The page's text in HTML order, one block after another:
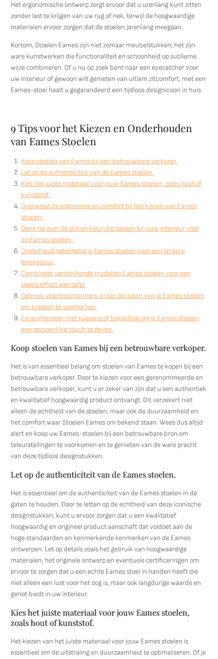
Het ergonomische ontwerp zorgt ervoor dat u urenlang kunt zitten
zonder last te krijgen van uw rug of nek, terwijl de hoogwaardige
materialen ervoor zorgen dat de stoelen jarenlang meegaan.
Kortom, Stoelen Eames zijn niet zomaar meubelstukken; het zijn
ware kunstwerken die functionaliteit en schoonheid op sublieme
wijze combineren. Of u nu op zoek bent naar een eyecatcher voor
uw interieur of gewoon wilt genieten van ultiem zitcomfort, met een
Eames-stoel haalt u gegarandeerd een tijdloos designicoon in huis.
9 Tips voor het Kiezen en Onderhouden
van Eames Stoelen
Koop stoelen van Eames bij een betrouwbare verkoper.
Let op de authenticiteit van de Eames stoelen.
Kies het juiste materiaal voor jouw Eames stoelen, zoals hout of
kunststof.
Overweeg de ergonomie en comfort bij het kiezen van Eames
stoelen.
Denk na over de stijl en kleur die passen bij jouw interieur voor
de Eames stoelen.
Onderhoud regelmatig je Eames stoelen voor een langere
levensduur.
Combineer verschillende modellen Eames stoelen voor een
speels effect aan tafel.
Gebruik vloerbeschermers onder de poten van je Eames stoelen
om krassen te voorkomen.
Experimenteer met kussens of bekleding om je Eames stoelen
een persoonlijke touch te geven.
Koop stoelen van Eames bij een betrouwbare verkoper.
Het is van essentieel belang om stoelen van Eames te kopen bij een
betrouwbare verkoper. Door te kiezen voor een gerenommeerde en
betrouwbare verkoper, kunt u er zeker van zijn dat u een authentiek
en kwalitatief hoogwaardig product ontvangt. Dit verzekert niet
alleen de echtheid van de stoelen, maar ook de duurzaamheid en
het comfort waar Stoelen Eames om bekend staan. Wees dus altijd
alert en koop uw Eames-stoelen bij een betrouwbare bron om
teleurstellingen te voorkomen en te genieten van de ware pracht
van deze tijdloze designstukken.
Let op de authenticiteit van de Eames stoelen.
Het is essentieel om de authenticiteit van de Eames stoelen in de
gaten te houden. Door te letten op de echtheid van deze iconische
designstukken, kunt u ervoor zorgen dat u een kwalitatief
hoogwaardig en origineel product aanschaft dat voldoet aan de
hoge standaarden en kenmerkende kenmerken van de Eames
ontwerpen. Let op details zoals het gebruik van hoogwaardige
materialen, het originele ontwerp en eventuele certificeringen om
ervoor te zorgen dat u een echte Eames stoel in handen heeft die
niet alleen een lust voor het oog is, maar ook langdurige waarde en
genot biedt in uw interieur.
Kies het juiste materiaal voor jouw Eames stoelen,
zoals hout of kunststof.
Het kiezen van het juiste materiaal voor jouw Eames stoelen is
essentieel om de uitstraling en duurzaamheid te optimaliseren. Of je